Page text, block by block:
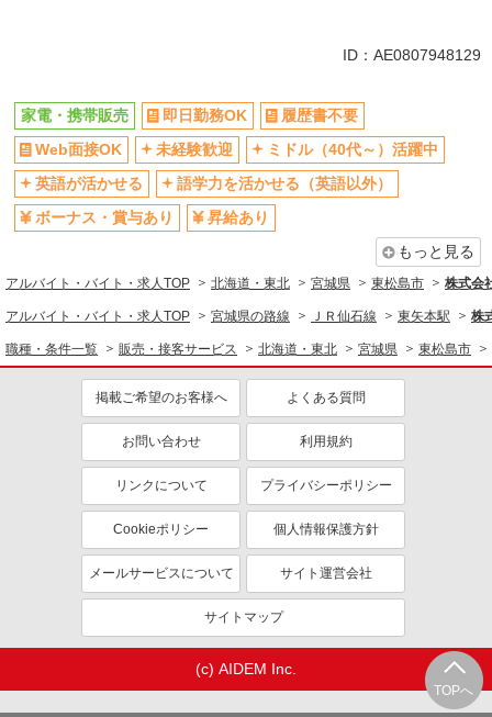
日払い
車通勤OK
交通費支給
社会保険あり
社員登用あり
ID：AE0807948129
TOPへ
家電・携帯販売 即日勤務OK
履歴書不要
Web面接OK
未経験歓迎
ミドル（40代～）活躍中
英語が活かせる
語学力を活かせる（英語以外）
ボーナス・賞与あり
昇給あり
もっと見る
アルバイト・バイト・求人TOP 北海道・東北 宮城県 東松島市 株式会
アルバイト・バイト・求人TOP 宮城県の路線 ＪＲ仙石線 東矢本駅 株
職種・条件一覧 販売・接客サービス 北海道・東北 宮城県 東松島市
掲載ご希望のお客様へ よくある質問
お問い合わせ 利用規約
リンクについて プライバシーポリシー
Cookieポリシー 個人情報保護方針
メールサービスについて サイト運営会社
サイトマップ
(c) AIDEM Inc.